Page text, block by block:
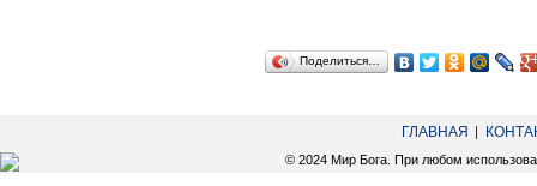
Поделиться…
ГЛАВНАЯ
© 2024 Мир Бога. При любом